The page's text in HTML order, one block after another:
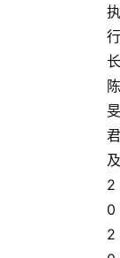
执
行
长
陈
旻
君
及
2
0
2